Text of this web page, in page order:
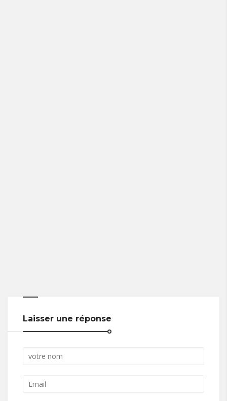
Laisser une réponse